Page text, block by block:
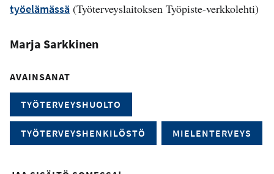
työelämässä (Työterveyslaitoksen Työpiste-verkkolehti)
Marja Sarkkinen
AVAINSANAT
TYÖTERVEYSHUOLTO
TYÖTERVEYSHENKILÖSTÖ MIELENTERVEYS